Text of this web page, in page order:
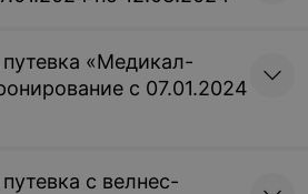
«Медикал-
с 07.01.2024
с велнес-